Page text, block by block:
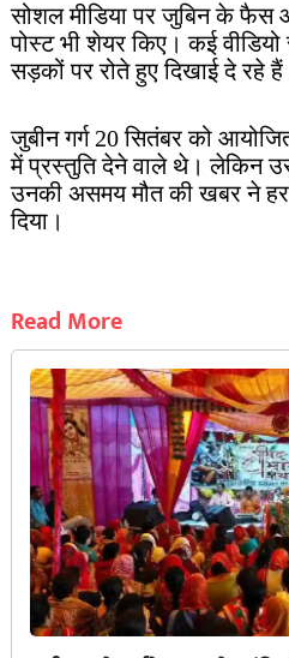
सोशल मीडिया पर जुबिन के फैस
पोस्ट भी शेयर किए। कई
सड़कों पर रोते हुए दिखाई दे रहे
जुबीन गर्ग 20 सितंबर को
में प्रस्तुति देने वाले थे। लेकिन
उनकी असमय मौत की खबर ने
दिया।
Read More